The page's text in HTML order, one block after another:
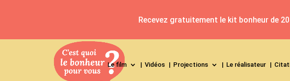
Le film Vidéos Projections Le réalisateur
Recevez gratuitement le kit bonheur de